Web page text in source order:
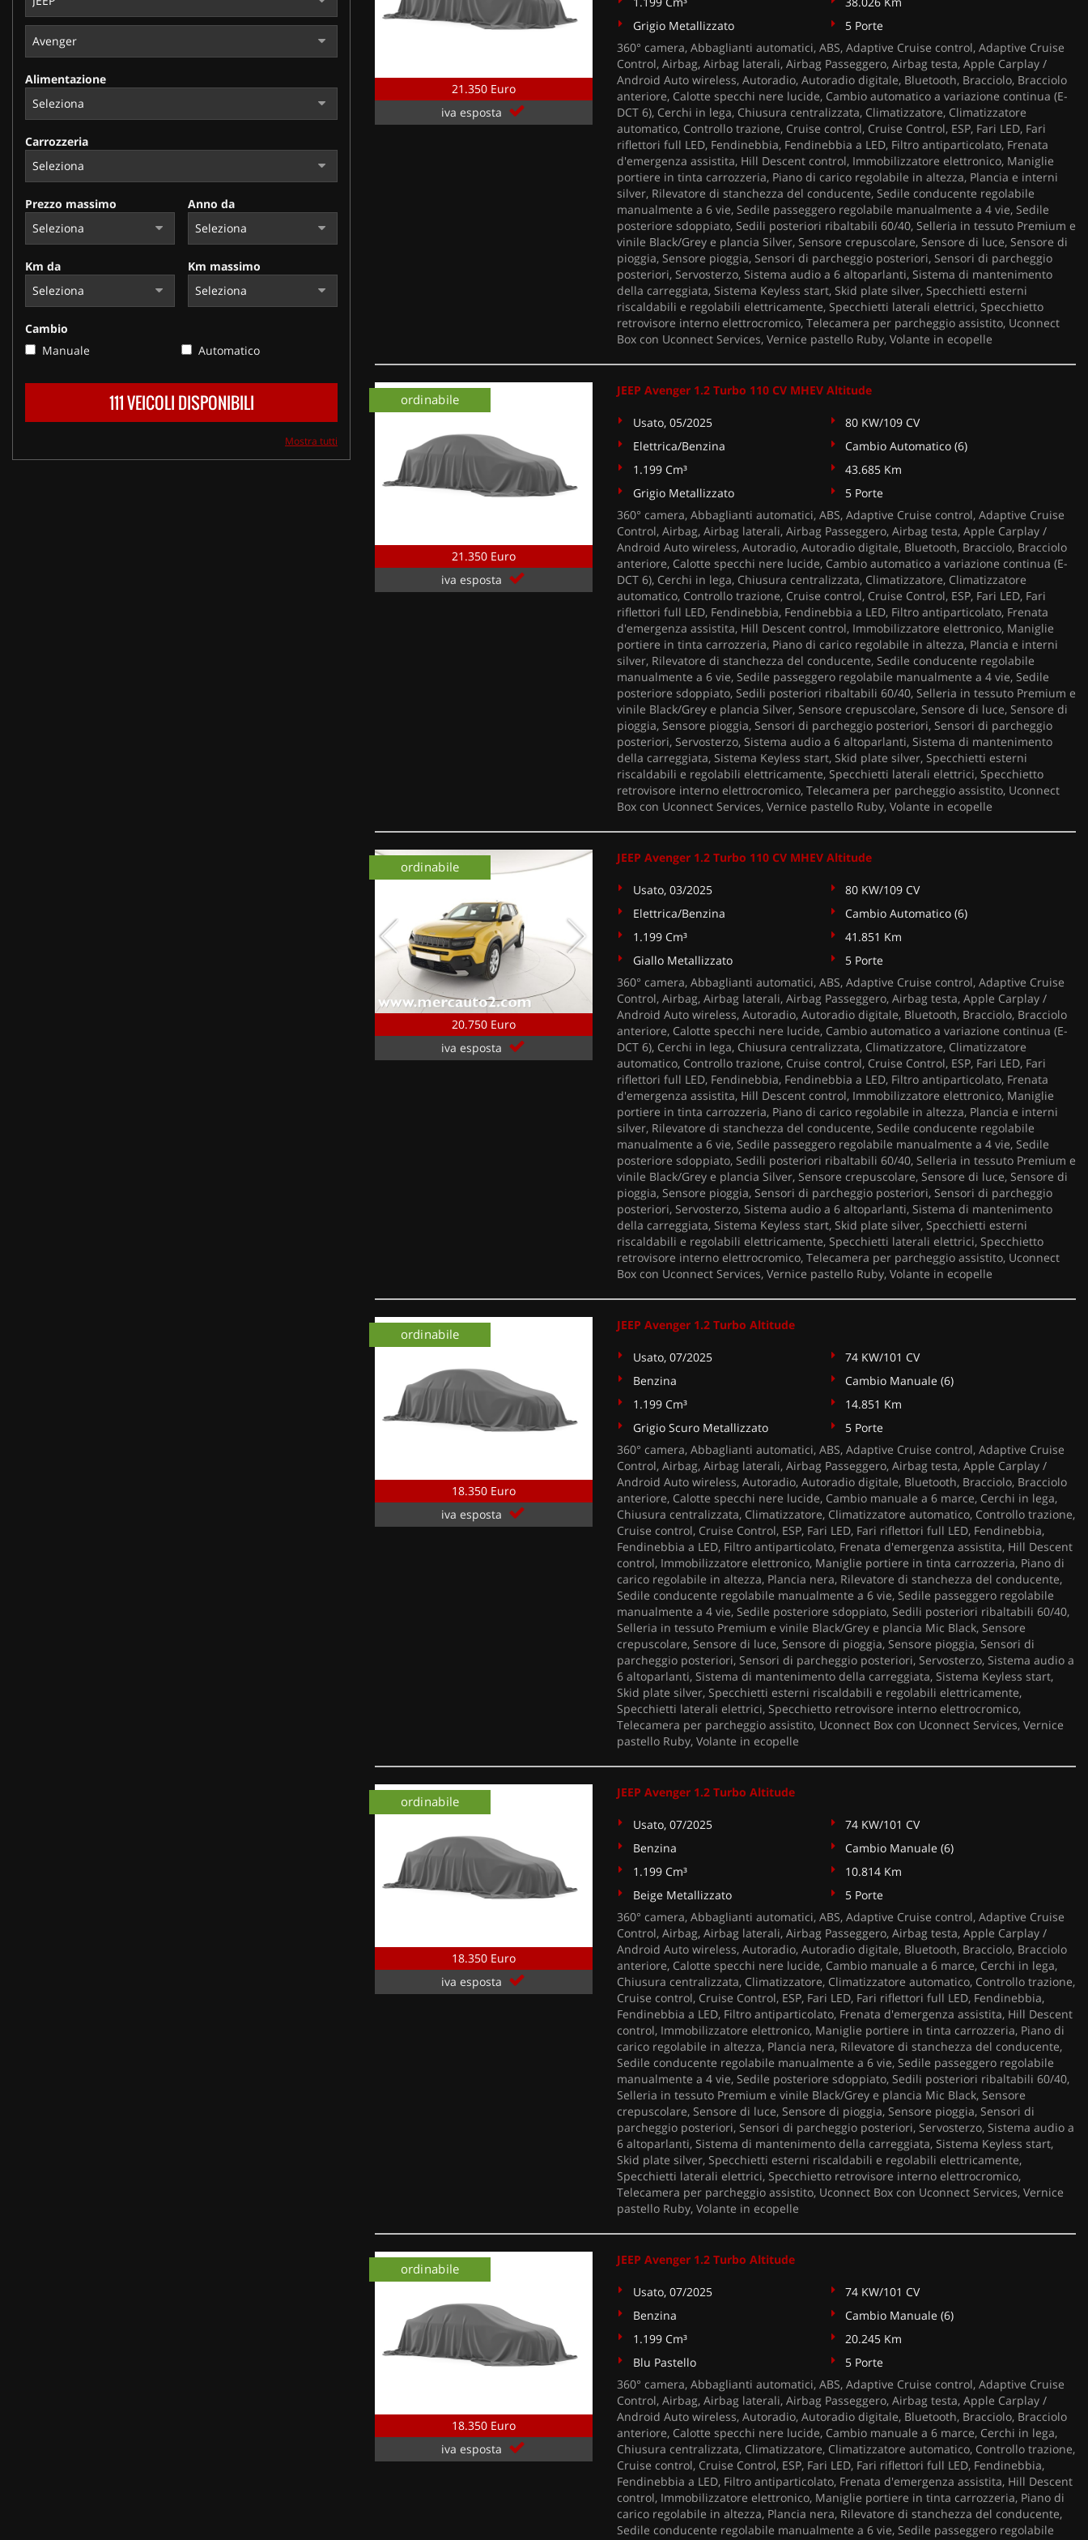
Alimentazione
Carrozzeria
Prezzo massimo Anno da
Km da Km massimo
Cambio
Manuale
Automatico
111 VEICOLI DISPONIBILI
Mostra tutti
21.350 Euro
iva esposta
Grigio Metallizzato
5 Porte
360° camera, Abbaglianti automatici, ABS, Adaptive Cruise control, Adaptive Cruise
Control, Airbag, Airbag laterali, Airbag Passeggero, Airbag testa, Apple Carplay /
Android Auto wireless, Autoradio, Autoradio digitale, Bluetooth, Bracciolo, Bracciolo
anteriore, Calotte specchi nere lucide, Cambio automatico a variazione continua (E-
DCT 6), Cerchi in lega, Chiusura centralizzata, Climatizzatore, Climatizzatore
automatico, Controllo trazione, Cruise control, Cruise Control, ESP, Fari LED, Fari
riflettori full LED, Fendinebbia, Fendinebbia a LED, Filtro antiparticolato, Frenata
d'emergenza assistita, Hill Descent control, Immobilizzatore elettronico, Maniglie
portiere in tinta carrozzeria, Piano di carico regolabile in altezza, Plancia e interni
silver, Rilevatore di stanchezza del conducente, Sedile conducente regolabile
manualmente a 6 vie, Sedile passeggero regolabile manualmente a 4 vie, Sedile
posteriore sdoppiato, Sedili posteriori ribaltabili 60/40, Selleria in tessuto Premium e
vinile Black/Grey e plancia Silver, Sensore crepuscolare, Sensore di luce, Sensore di
pioggia, Sensore pioggia, Sensori di parcheggio posteriori, Sensori di parcheggio
posteriori, Servosterzo, Sistema audio a 6 altoparlanti, Sistema di mantenimento
della carreggiata, Sistema Keyless start, Skid plate silver, Specchietti esterni
riscaldabili e regolabili elettricamente, Specchietti laterali elettrici, Specchietto
retrovisore interno elettrocromico, Telecamera per parcheggio assistito, Uconnect
Box con Uconnect Services, Vernice pastello Ruby, Volante in ecopelle
21.350 Euro
iva esposta
ordinabile
JEEP Avenger 1.2 Turbo 110 CV MHEV Altitude
Usato, 05/2025
80 KW/109 CV
Elettrica/Benzina
Cambio Automatico (6)
1.199 Cm³
43.685 Km
Grigio Metallizzato
5 Porte
360° camera, Abbaglianti automatici, ABS, Adaptive Cruise control, Adaptive Cruise
Control, Airbag, Airbag laterali, Airbag Passeggero, Airbag testa, Apple Carplay /
Android Auto wireless, Autoradio, Autoradio digitale, Bluetooth, Bracciolo, Bracciolo
anteriore, Calotte specchi nere lucide, Cambio automatico a variazione continua (E-
DCT 6), Cerchi in lega, Chiusura centralizzata, Climatizzatore, Climatizzatore
automatico, Controllo trazione, Cruise control, Cruise Control, ESP, Fari LED, Fari
riflettori full LED, Fendinebbia, Fendinebbia a LED, Filtro antiparticolato, Frenata
d'emergenza assistita, Hill Descent control, Immobilizzatore elettronico, Maniglie
portiere in tinta carrozzeria, Piano di carico regolabile in altezza, Plancia e interni
silver, Rilevatore di stanchezza del conducente, Sedile conducente regolabile
manualmente a 6 vie, Sedile passeggero regolabile manualmente a 4 vie, Sedile
posteriore sdoppiato, Sedili posteriori ribaltabili 60/40, Selleria in tessuto Premium e
vinile Black/Grey e plancia Silver, Sensore crepuscolare, Sensore di luce, Sensore di
pioggia, Sensore pioggia, Sensori di parcheggio posteriori, Sensori di parcheggio
posteriori, Servosterzo, Sistema audio a 6 altoparlanti, Sistema di mantenimento
della carreggiata, Sistema Keyless start, Skid plate silver, Specchietti esterni
riscaldabili e regolabili elettricamente, Specchietti laterali elettrici, Specchietto
retrovisore interno elettrocromico, Telecamera per parcheggio assistito, Uconnect
Box con Uconnect Services, Vernice pastello Ruby, Volante in ecopelle
20.750 Euro
iva esposta
ordinabile
JEEP Avenger 1.2 Turbo 110 CV MHEV Altitude
Usato, 03/2025
80 KW/109 CV
Elettrica/Benzina
Cambio Automatico (6)
1.199 Cm³
41.851 Km
Giallo Metallizzato
5 Porte
360° camera, Abbaglianti automatici, ABS, Adaptive Cruise control, Adaptive Cruise
Control, Airbag, Airbag laterali, Airbag Passeggero, Airbag testa, Apple Carplay /
Android Auto wireless, Autoradio, Autoradio digitale, Bluetooth, Bracciolo, Bracciolo
anteriore, Calotte specchi nere lucide, Cambio automatico a variazione continua (E-
DCT 6), Cerchi in lega, Chiusura centralizzata, Climatizzatore, Climatizzatore
automatico, Controllo trazione, Cruise control, Cruise Control, ESP, Fari LED, Fari
riflettori full LED, Fendinebbia, Fendinebbia a LED, Filtro antiparticolato, Frenata
d'emergenza assistita, Hill Descent control, Immobilizzatore elettronico, Maniglie
portiere in tinta carrozzeria, Piano di carico regolabile in altezza, Plancia e interni
silver, Rilevatore di stanchezza del conducente, Sedile conducente regolabile
manualmente a 6 vie, Sedile passeggero regolabile manualmente a 4 vie, Sedile
posteriore sdoppiato, Sedili posteriori ribaltabili 60/40, Selleria in tessuto Premium e
vinile Black/Grey e plancia Silver, Sensore crepuscolare, Sensore di luce, Sensore di
pioggia, Sensore pioggia, Sensori di parcheggio posteriori, Sensori di parcheggio
posteriori, Servosterzo, Sistema audio a 6 altoparlanti, Sistema di mantenimento
della carreggiata, Sistema Keyless start, Skid plate silver, Specchietti esterni
riscaldabili e regolabili elettricamente, Specchietti laterali elettrici, Specchietto
retrovisore interno elettrocromico, Telecamera per parcheggio assistito, Uconnect
Box con Uconnect Services, Vernice pastello Ruby, Volante in ecopelle
18.350 Euro
iva esposta
ordinabile
JEEP Avenger 1.2 Turbo Altitude
Usato, 07/2025
74 KW/101 CV
Benzina
Cambio Manuale (6)
1.199 Cm³
14.851 Km
Grigio Scuro Metallizzato
5 Porte
360° camera, Abbaglianti automatici, ABS, Adaptive Cruise control, Adaptive Cruise
Control, Airbag, Airbag laterali, Airbag Passeggero, Airbag testa, Apple Carplay /
Android Auto wireless, Autoradio, Autoradio digitale, Bluetooth, Bracciolo, Bracciolo
anteriore, Calotte specchi nere lucide, Cambio manuale a 6 marce, Cerchi in lega,
Chiusura centralizzata, Climatizzatore, Climatizzatore automatico, Controllo trazione,
Cruise control, Cruise Control, ESP, Fari LED, Fari riflettori full LED, Fendinebbia,
Fendinebbia a LED, Filtro antiparticolato, Frenata d'emergenza assistita, Hill Descent
control, Immobilizzatore elettronico, Maniglie portiere in tinta carrozzeria, Piano di
carico regolabile in altezza, Plancia nera, Rilevatore di stanchezza del conducente,
Sedile conducente regolabile manualmente a 6 vie, Sedile passeggero regolabile
manualmente a 4 vie, Sedile posteriore sdoppiato, Sedili posteriori ribaltabili 60/40,
Selleria in tessuto Premium e vinile Black/Grey e plancia Mic Black, Sensore
crepuscolare, Sensore di luce, Sensore di pioggia, Sensore pioggia, Sensori di
parcheggio posteriori, Sensori di parcheggio posteriori, Servosterzo, Sistema audio a
6 altoparlanti, Sistema di mantenimento della carreggiata, Sistema Keyless start,
Skid plate silver, Specchietti esterni riscaldabili e regolabili elettricamente,
Specchietti laterali elettrici, Specchietto retrovisore interno elettrocromico,
Telecamera per parcheggio assistito, Uconnect Box con Uconnect Services, Vernice
pastello Ruby, Volante in ecopelle
18.350 Euro
iva esposta
ordinabile
JEEP Avenger 1.2 Turbo Altitude
Usato, 07/2025
74 KW/101 CV
Benzina
Cambio Manuale (6)
1.199 Cm³
10.814 Km
Beige Metallizzato
5 Porte
360° camera, Abbaglianti automatici, ABS, Adaptive Cruise control, Adaptive Cruise
Control, Airbag, Airbag laterali, Airbag Passeggero, Airbag testa, Apple Carplay /
Android Auto wireless, Autoradio, Autoradio digitale, Bluetooth, Bracciolo, Bracciolo
anteriore, Calotte specchi nere lucide, Cambio manuale a 6 marce, Cerchi in lega,
Chiusura centralizzata, Climatizzatore, Climatizzatore automatico, Controllo trazione,
Cruise control, Cruise Control, ESP, Fari LED, Fari riflettori full LED, Fendinebbia,
Fendinebbia a LED, Filtro antiparticolato, Frenata d'emergenza assistita, Hill Descent
control, Immobilizzatore elettronico, Maniglie portiere in tinta carrozzeria, Piano di
carico regolabile in altezza, Plancia nera, Rilevatore di stanchezza del conducente,
Sedile conducente regolabile manualmente a 6 vie, Sedile passeggero regolabile
manualmente a 4 vie, Sedile posteriore sdoppiato, Sedili posteriori ribaltabili 60/40,
Selleria in tessuto Premium e vinile Black/Grey e plancia Mic Black, Sensore
crepuscolare, Sensore di luce, Sensore di pioggia, Sensore pioggia, Sensori di
parcheggio posteriori, Sensori di parcheggio posteriori, Servosterzo, Sistema audio a
6 altoparlanti, Sistema di mantenimento della carreggiata, Sistema Keyless start,
Skid plate silver, Specchietti esterni riscaldabili e regolabili elettricamente,
Specchietti laterali elettrici, Specchietto retrovisore interno elettrocromico,
Telecamera per parcheggio assistito, Uconnect Box con Uconnect Services, Vernice
pastello Ruby, Volante in ecopelle
18.350 Euro
iva esposta
ordinabile
JEEP Avenger 1.2 Turbo Altitude
Usato, 07/2025
74 KW/101 CV
Benzina
Cambio Manuale (6)
1.199 Cm³
20.245 Km
Blu Pastello
5 Porte
360° camera, Abbaglianti automatici, ABS, Adaptive Cruise control, Adaptive Cruise
Control, Airbag, Airbag laterali, Airbag Passeggero, Airbag testa, Apple Carplay /
Android Auto wireless, Autoradio, Autoradio digitale, Bluetooth, Bracciolo, Bracciolo
anteriore, Calotte specchi nere lucide, Cambio manuale a 6 marce, Cerchi in lega,
Chiusura centralizzata, Climatizzatore, Climatizzatore automatico, Controllo trazione,
Cruise control, Cruise Control, ESP, Fari LED, Fari riflettori full LED, Fendinebbia,
Fendinebbia a LED, Filtro antiparticolato, Frenata d'emergenza assistita, Hill Descent
control, Immobilizzatore elettronico, Maniglie portiere in tinta carrozzeria, Piano di
carico regolabile in altezza, Plancia nera, Rilevatore di stanchezza del conducente,
Sedile conducente regolabile manualmente a 6 vie, Sedile passeggero regolabile